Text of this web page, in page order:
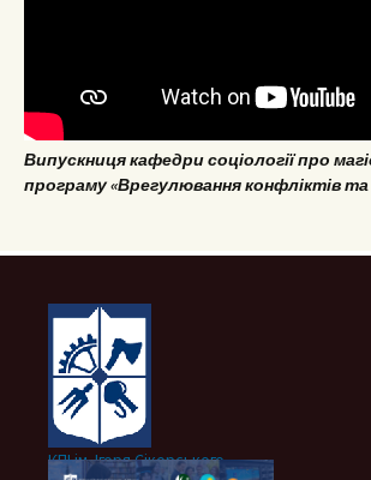
Випускниця кафедри соціології про
програму «Врегулювання конфліктів та
КПІ ім. Ігоря Сікорського